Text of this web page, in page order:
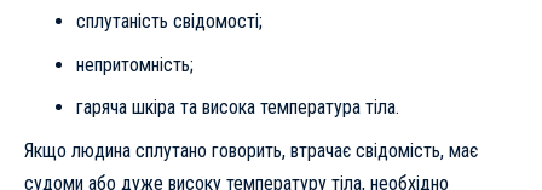
сплутаність свідомості;
непритомність;
гаряча шкіра та висока температура тіла.
Якщо людина сплутано говорить, втрачає свідомість, має
судоми або дуже високу температуру тіла, необхідно